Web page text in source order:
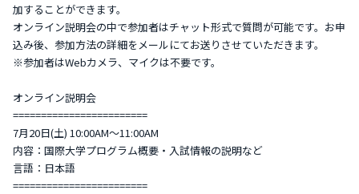
加することができます。
オンライン説明会の中で参加者はチャット形式で質問が可能です。お申
込み後、参加方法の詳細をメールにてお送りさせていただきます。
※参加者はWebカメラ、マイクは不要です。
オンライン説明会
========================
7月20日(土) 10:00AM～11:00AM
内容：国際大学プログラム概要・入試情報の説明など
言語：日本語
========================